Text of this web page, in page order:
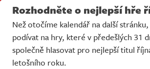
Rozhodněte o nejlepší hře
Než otočíme kalendář na další
podívat na hry, které v předešlých 31
společně hlasovat pro nejlepší titul
letošního roku.